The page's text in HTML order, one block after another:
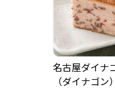
名古屋ダイ
（ダイナゴン